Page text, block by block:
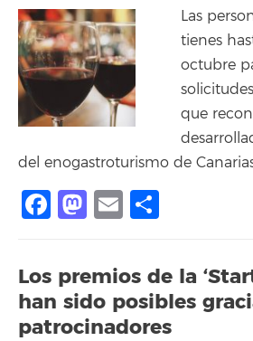
Las
tienes
octubre
que
del enogastroturismo de
Facebook
Mastodon
Email
Los premios de la
han sido posibles
patrocinadores